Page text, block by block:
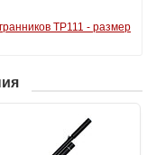
TP111 - размер